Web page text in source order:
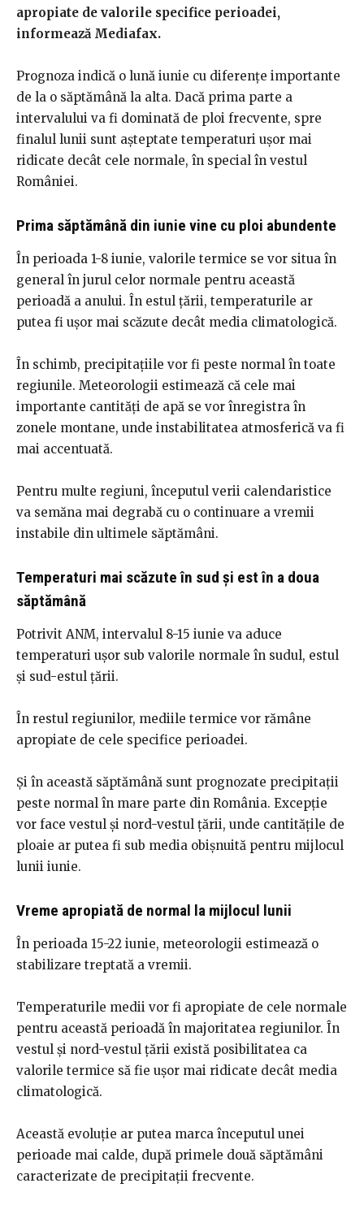
apropiate de valorile specifice perioadei,
informează Mediafax.
Prognoza indică o lună iunie cu diferențe importante
de la o săptămână la alta. Dacă prima parte a
intervalului va fi dominată de ploi frecvente, spre
finalul lunii sunt așteptate temperaturi ușor mai
ridicate decât cele normale, în special în vestul
României.
Prima săptămână din iunie vine cu ploi abundente
În perioada 1-8 iunie, valorile termice se vor situa în
general în jurul celor normale pentru această
perioadă a anului. În estul țării, temperaturile ar
putea fi ușor mai scăzute decât media climatologică.
În schimb, precipitațiile vor fi peste normal în toate
regiunile. Meteorologii estimează că cele mai
importante cantități de apă se vor înregistra în
zonele montane, unde instabilitatea atmosferică va fi
mai accentuată.
Pentru multe regiuni, începutul verii calendaristice
va semăna mai degrabă cu o continuare a vremii
instabile din ultimele săptămâni.
Temperaturi mai scăzute în sud și est în a doua
săptămână
Potrivit ANM, intervalul 8-15 iunie va aduce
temperaturi ușor sub valorile normale în sudul, estul
și sud-estul țării.
În restul regiunilor, mediile termice vor rămâne
apropiate de cele specifice perioadei.
Și în această săptămână sunt prognozate precipitații
peste normal în mare parte din România. Excepție
vor face vestul și nord-vestul țării, unde cantitățile de
ploaie ar putea fi sub media obișnuită pentru mijlocul
lunii iunie.
Vreme apropiată de normal la mijlocul lunii
În perioada 15-22 iunie, meteorologii estimează o
stabilizare treptată a vremii.
Temperaturile medii vor fi apropiate de cele normale
pentru această perioadă în majoritatea regiunilor. În
vestul și nord-vestul țării există posibilitatea ca
valorile termice să fie ușor mai ridicate decât media
climatologică.
Această evoluție ar putea marca începutul unei
perioade mai calde, după primele două săptămâni
caracterizate de precipitații frecvente.